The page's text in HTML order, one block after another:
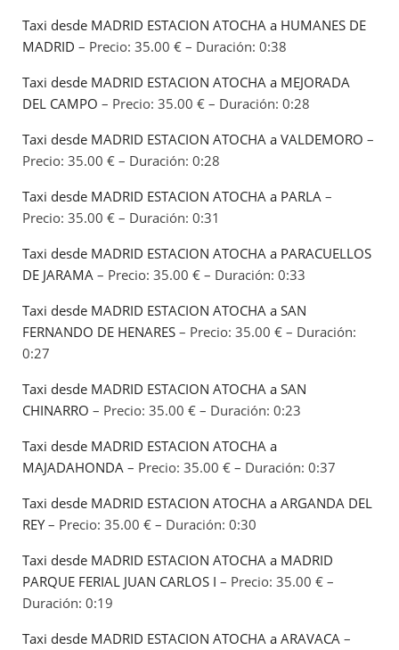
Taxi desde MADRID ESTACION ATOCHA a HUMANES DE
MADRID – Precio: 35.00 € – Duración: 0:38
Taxi desde MADRID ESTACION ATOCHA a MEJORADA
DEL CAMPO – Precio: 35.00 € – Duración: 0:28
Taxi desde MADRID ESTACION ATOCHA a VALDEMORO –
Precio: 35.00 € – Duración: 0:28
Taxi desde MADRID ESTACION ATOCHA a PARLA –
Precio: 35.00 € – Duración: 0:31
Taxi desde MADRID ESTACION ATOCHA a PARACUELLOS
DE JARAMA – Precio: 35.00 € – Duración: 0:33
Taxi desde MADRID ESTACION ATOCHA a SAN
FERNANDO DE HENARES – Precio: 35.00 € – Duración:
0:27
Taxi desde MADRID ESTACION ATOCHA a SAN
CHINARRO – Precio: 35.00 € – Duración: 0:23
Taxi desde MADRID ESTACION ATOCHA a
MAJADAHONDA – Precio: 35.00 € – Duración: 0:37
Taxi desde MADRID ESTACION ATOCHA a ARGANDA DEL
REY– Precio: 35.00 € – Duración: 0:30
Taxi desde MADRID ESTACION ATOCHA a MADRID
PARQUE FERIAL JUAN CARLOS I – Precio: 35.00 € –
Duración: 0:19
Taxi desde MADRID ESTACION ATOCHA a ARAVACA –